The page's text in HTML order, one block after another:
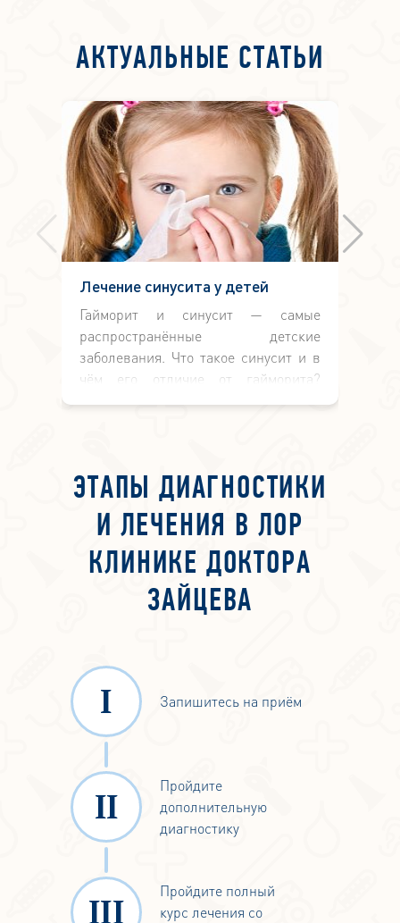
АКТУАЛЬНЫЕ СТАТЬИ
Лечение синусита у детей
Гайморит и синусит — самые
распространённые детские
заболевания. Что такое синусит и в
чём его отличие от гайморита?
воспаление одной или обеих
гайморовых пазух, как правило,
болеют дети, начиная с 4 лет.
Синусит начинает проявляться с 10-
летнего возраста.
ЭТАПЫ ДИАГНОСТИКИ
И ЛЕЧЕНИЯ В ЛОР
КЛИНИКЕ ДОКТОРА
ЗАЙЦЕВА
Запишитесь на приём
Пройдите
дополнительную
диагностику
Пройдите полный
курс лечения со